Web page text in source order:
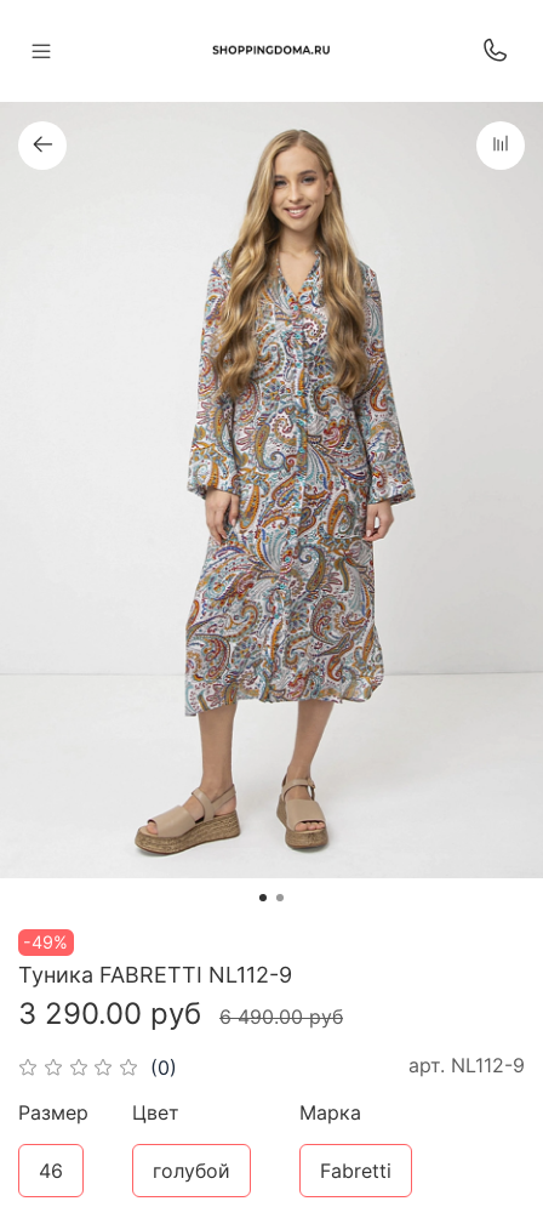
-49%
(0) арт. NL112-9
Туника FABRETTI NL112-9
3 290.00 руб 6 490.00 руб
Размер
46
Цвет
голубой
Марка
Fabretti